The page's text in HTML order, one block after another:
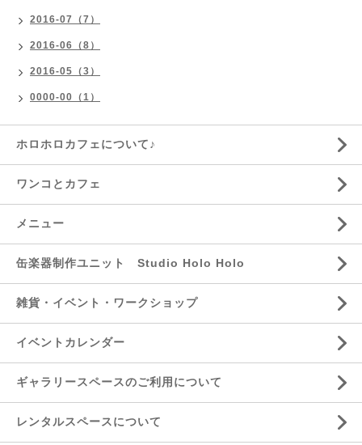
2016-07（7）
2016-06（8）
2016-05（3）
0000-00（1）
ホロホロカフェについて♪
ワンコとカフェ
メニュー
缶楽器制作ユニット Studio Holo Holo
雑貨・イベント・ワークショップ
イベントカレンダー
ギャラリースペースのご利用について
レンタルスペースについて